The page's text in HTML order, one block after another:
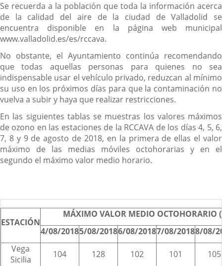
Se recuerda a la población que toda la información acerca
de la calidad del aire de la ciudad de Valladolid se
encuentra disponible en la página web municipal
www.valladolid.es/es/rccava.
No obstante, el Ayuntamiento continúa recomendando
que todas aquellas personas para quienes no sea
indispensable usar el vehículo privado, reduzcan al mínimo
su uso en los próximos días para que la contaminación no
vuelva a subir y haya que realizar restricciones.
En las siguientes tablas se muestras los valores máximos
de ozono en las estaciones de la RCCAVA de los días 4, 5, 6,
7, 8 y 9 de agosto de 2018, en la primera de ellas el valor
máximo de las medias móviles octohorarias y en el
segundo el máximo valor medio horario.
ESTACIÓN
MÁXIMO VALOR MEDIO OCTOHORARIO
4/08/20185/08/20186/08/20187/08/20188/08/
Vega
Sicilia
104 128 102 101 105